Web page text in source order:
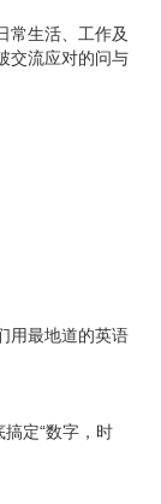
常生活、工作及
交流应对的问与
用最地道的英语
定“数字，时